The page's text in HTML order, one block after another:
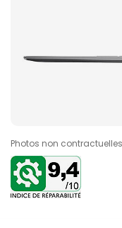
Photos non contractuelles